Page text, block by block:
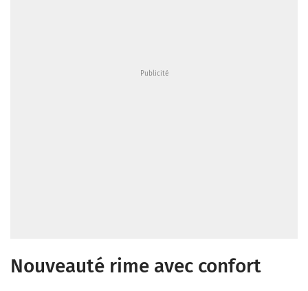
Nouveauté rime avec confort